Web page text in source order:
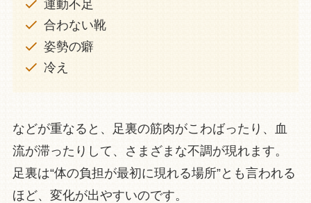
運動不足
合わない靴
姿勢の癖
冷え
などが重なると、足裏の筋肉がこわばったり、血
流が滞ったりして、さまざまな不調が現れます。
足裏は“体の負担が最初に現れる場所”とも言われる
ほど、変化が出やすいのです。